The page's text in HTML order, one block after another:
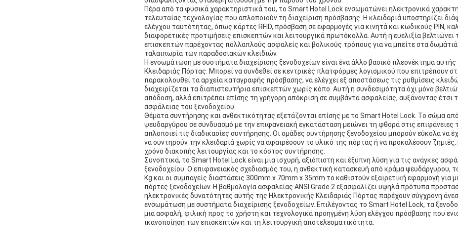
Πέρα από τα φυσικά χαρακτηριστικά του, το Smart Hotel Lock ενσωματώνει ηλεκτρονικά
τελευταίας τεχνολογίας που απλοποιούν τη διαχείριση πρόσβασης. Η κλειδαριά υποστηρίζει
ελέγχου ταυτότητας, όπως κάρτες RFID, πρόσβαση σε εφαρμογές για κινητά και κωδικούς PIN,
διαφορετικές προτιμήσεις επισκεπτών και λειτουργικά πρωτόκολλα. Αυτή η ευελιξία βελτιώνει
επισκεπτών παρέχοντας πολλαπλούς ασφαλείς και βολικούς τρόπους για να μπείτε στα
ταλαιπωρία των παραδοσιακών κλειδιών.
Η ενσωμάτωση με συστήματα διαχείρισης ξενοδοχείων είναι ένα άλλο βασικό πλεονέκτημα
Κλειδαριάς Πόρτας. Μπορεί να συνδεθεί σε κεντρικές πλατφόρμες λογισμικού που επιτρέπουν
παρακολουθεί τα αρχεία καταγραφής πρόσβασης, να ελέγχει εξ αποστάσεως τις ρυθμίσεις
διαχειρίζεται τα διαπιστευτήρια επισκεπτών χωρίς κόπο. Αυτή η συνδεσιμότητα όχι μόνο
απόδοση, αλλά επιτρέπει επίσης τη γρήγορη απόκριση σε συμβάντα ασφαλείας, αυξάνοντας έτσι
ασφάλειας του ξενοδοχείου.
Θέματα συντήρησης και ανθεκτικότητας εξετάζονται επίσης με το Smart Hotel Lock. Το σώμα
ψευδαργύρου σε συνδυασμό με την επιφανειακή εγκατάσταση μειώνει τη φθορά στις επιφάνειες
απλοποιεί τις διαδικασίες συντήρησης. Οι ομάδες συντήρησης ξενοδοχείου μπορούν εύκολα να
να συντηρούν την κλειδαριά χωρίς να αφαιρέσουν το υλικό της πόρτας ή να προκαλέσουν
χρόνο διακοπής λειτουργίας και το κόστος συντήρησης.
Συνοπτικά, το Smart Hotel Lock είναι μια ισχυρή, αξιόπιστη και έξυπνη λύση για τις ανάγκες
ξενοδοχείου. Ο επιφανειακός σχεδιασμός του, η ανθεκτική κατασκευή από κράμα ψευδάργυρου,
Kg και οι συμπαγείς διαστάσεις 300mm x 70mm x 35mm το καθιστούν εξαιρετική εφαρμογή για
πόρτες ξενοδοχείων. Η βαθμολογία ασφαλείας ANSI Grade 2 εξασφαλίζει υψηλά πρότυπα
ηλεκτρονικές δυνατότητες αυτής της Ηλεκτρονικής Κλειδαριάς Πόρτας παρέχουν σύγχρονη
ενσωμάτωση με συστήματα διαχείρισης ξενοδοχείων. Επιλέγοντας το Smart Hotel Lock, τα
μια ασφαλή, φιλική προς το χρήστη και τεχνολογικά προηγμένη λύση ελέγχου πρόσβασης που
ικανοποίηση των επισκεπτών και τη λειτουργική αποτελεσματικότητα.